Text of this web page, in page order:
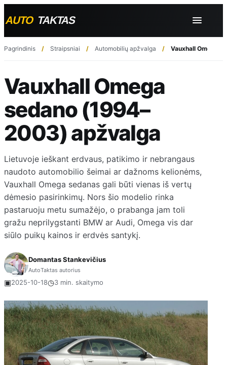
Pagrindinis Straipsniai Automobilių apžvalga Vauxhall Omega
Vauxhall Omega
sedano (1994–
2003) apžvalga
Lietuvoje ieškant erdvaus, patikimo ir nebrangaus
naudoto automobilio šeimai ar dažnoms kelionėms,
Vauxhall Omega sedanas gali būti vienas iš vertų
dėmesio pasirinkimų. Nors šio modelio rinka
pastaruoju metu sumažėjo, o prabanga jam toli
gražu neprilygstanti BMW ar Audi, Omega vis dar
siūlo puikų kainos ir erdvės santykį.
Domantas Stankevičius
AutoTaktas autorius
▣2025-10-18◷3 min. skaitymo